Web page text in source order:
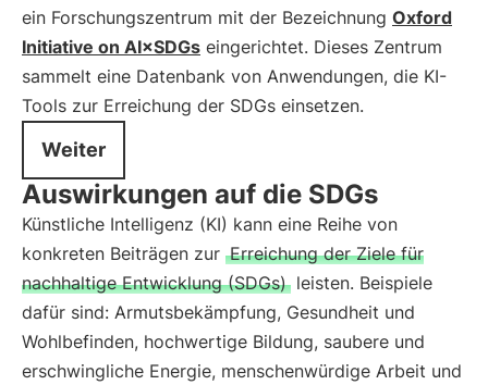
ein Forschungszentrum mit der Bezeichnung Oxford
Initiative on AI×SDGs eingerichtet. Dieses Zentrum
sammelt eine Datenbank von Anwendungen, die KI-
Tools zur Erreichung der SDGs einsetzen.
Weiter
Auswirkungen auf die SDGs
Künstliche Intelligenz (KI) kann eine Reihe von
konkreten Beiträgen zur Erreichung der Ziele für
nachhaltige Entwicklung (SDGs) leisten. Beispiele
dafür sind: Armutsbekämpfung, Gesundheit und
Wohlbefinden, hochwertige Bildung, saubere und
erschwingliche Energie, menschenwürdige Arbeit und